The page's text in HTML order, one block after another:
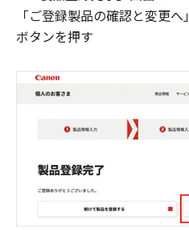
「ご登録製品の確認と変更へ」
ボタンを押す